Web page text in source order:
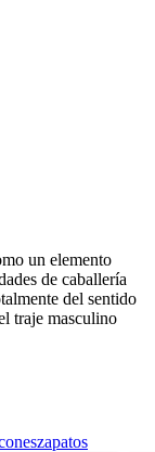
un elemento
de caballería
del sentido
traje masculino
zapatos